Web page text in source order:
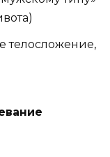
телосложение,